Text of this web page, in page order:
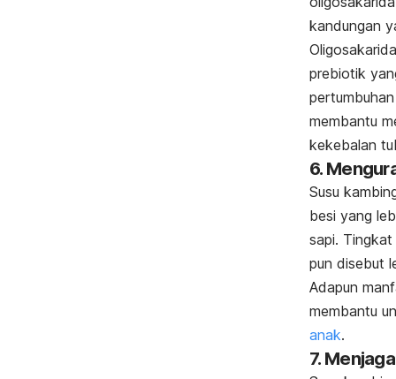
kandungan
prebiotik
membantu
kekebalan
6.
Susu
besi yang
sapi.
pun disebut
Adapun
membantu
anak.
7.